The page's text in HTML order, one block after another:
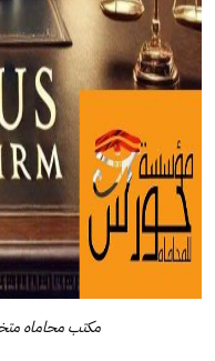
مكتب محاماه